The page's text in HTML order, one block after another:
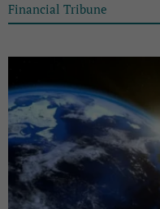
Financial Tribune